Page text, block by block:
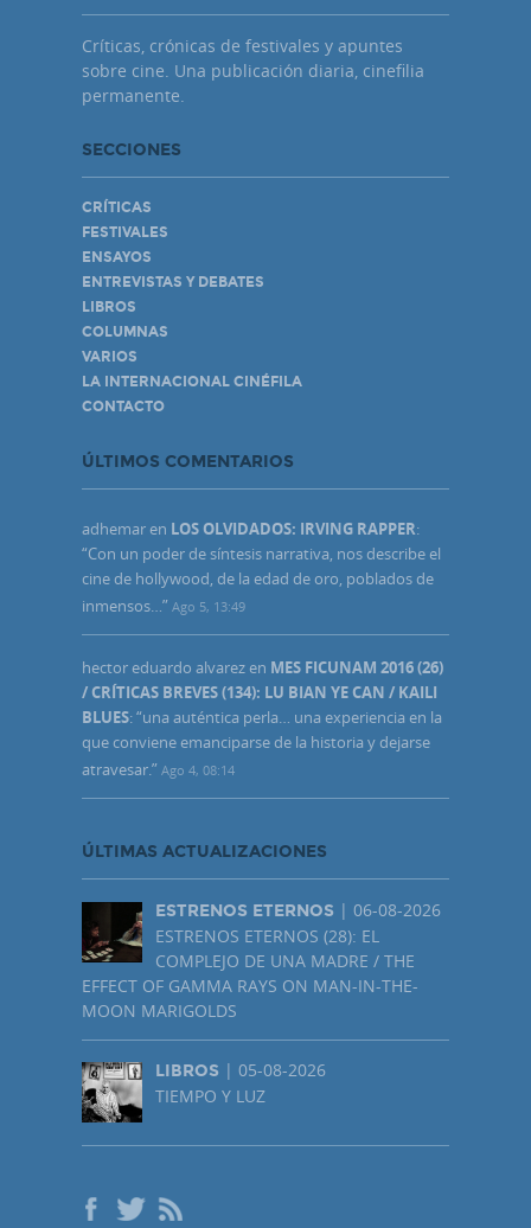
Críticas, crónicas de festivales y apuntes
sobre cine. Una publicación diaria, cinefilia
permanente.
SECCIONES
CRÍTICAS
FESTIVALES
ENSAYOS
ENTREVISTAS Y DEBATES
LIBROS
COLUMNAS
VARIOS
LA INTERNACIONAL CINÉFILA
CONTACTO
ÚLTIMOS COMENTARIOS
adhemar en LOS OLVIDADOS: IRVING RAPPER:
“Con un poder de síntesis narrativa, nos describe el
cine de hollywood, de la edad de oro, poblados de
inmensos…” Ago 5, 13:49
hector eduardo alvarez en MES FICUNAM 2016 (26)
/ CRÍTICAS BREVES (134): LU BIAN YE CAN / KAILI
BLUES: “una auténtica perla… una experiencia en la
que conviene emanciparse de la historia y dejarse
atravesar.” Ago 4, 08:14
ÚLTIMAS ACTUALIZACIONES
ESTRENOS ETERNOS | 06-08-2026
ESTRENOS ETERNOS (28): EL
COMPLEJO DE UNA MADRE / THE
EFFECT OF GAMMA RAYS ON MAN-IN-THE-
MOON MARIGOLDS
LIBROS | 05-08-2026
TIEMPO Y LUZ